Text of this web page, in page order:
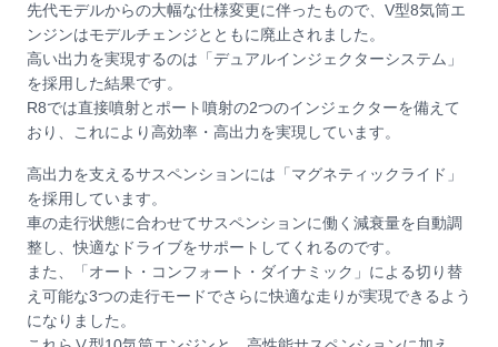
先代モデルからの大幅な仕様変更に伴ったもので、V型8気筒エ
ンジンはモデルチェンジとともに廃止されました。
高い出力を実現するのは「デュアルインジェクターシステム」
を採用した結果です。
R8では直接噴射とポート噴射の2つのインジェクターを備えて
おり、これにより高効率・高出力を実現しています。
高出力を支えるサスペンションには「マグネティックライド」
を採用しています。
車の走行状態に合わせてサスペンションに働く減衰量を自動調
整し、快適なドライブをサポートしてくれるのです。
また、「オート・コンフォート・ダイナミック」による切り替
え可能な3つの走行モードでさらに快適な走りが実現できるよう
になりました。